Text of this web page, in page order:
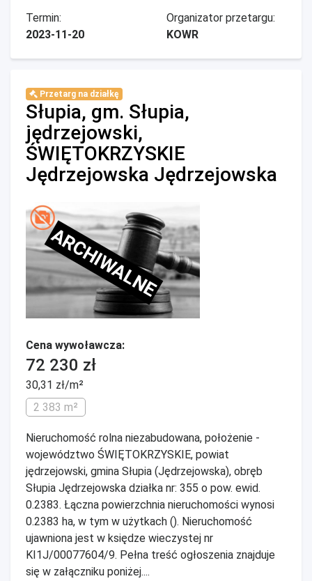
Termin:
2023-11-20
Organizator przetargu:
KOWR
Przetarg na działkę
Słupia, gm. Słupia,
jędrzejowski,
ŚWIĘTOKRZYSKIE
Jędrzejowska Jędrzejowska
ARCHIWALNE
Cena wywoławcza:
72 230 zł
30,31 zł/m²
2 383 m²
Nieruchomość rolna niezabudowana, położenie -
województwo ŚWIĘTOKRZYSKIE, powiat
jędrzejowski, gmina Słupia (Jędrzejowska), obręb
Słupia Jędrzejowska działka nr: 355 o pow. ewid.
0.2383. Łączna powierzchnia nieruchomości wynosi
0.2383 ha, w tym w użytkach (). Nieruchomość
ujawniona jest w księdze wieczystej nr
KI1J/00077604/9. Pełna treść ogłoszenia znajduje
się w załączniku poniżej....